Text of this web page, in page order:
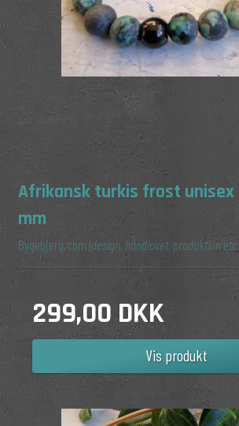
Afrikansk turkis frost unisex
mm
Bygebjerg.com(design, håndlavet, produktion
299,00 DKK
Vis produkt